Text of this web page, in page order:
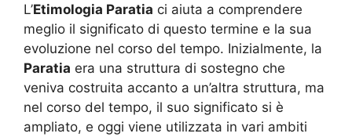
L’Etimologia Paratia ci aiuta a comprendere
meglio il significato di questo termine e la sua
evoluzione nel corso del tempo. Inizialmente, la
Paratia era una struttura di sostegno che
veniva costruita accanto a un’altra struttura, ma
nel corso del tempo, il suo significato si è
ampliato, e oggi viene utilizzata in vari ambiti